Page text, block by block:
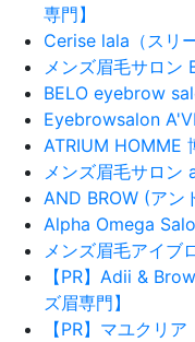
専門】
Cerise lala（スリ
メンズ眉毛サロン
BELO eyebrow
Eyebrowsalon
ATRIUM HOMME
メンズ眉毛サロン
AND BROW (アン
Alpha Omega
メンズ眉毛アイブ
【PR】Adii &
ズ眉専門】
【PR】マユクリア